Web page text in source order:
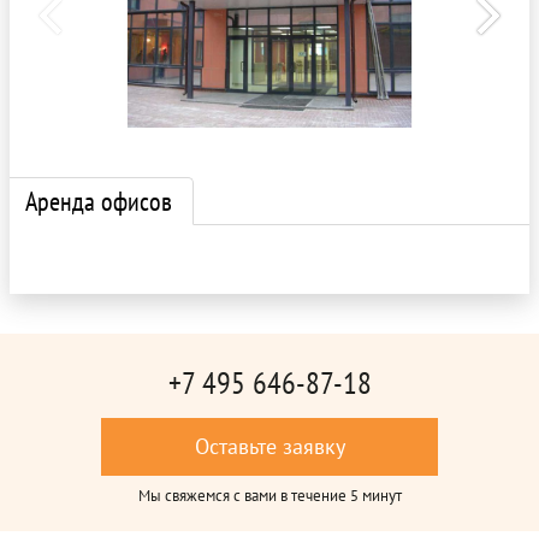
Аренда офисов
+7 495 646-87-18
Оставьте заявку
Мы свяжемся с вами в течение 5 минут